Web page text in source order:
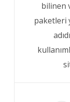
bilinen
paketleri